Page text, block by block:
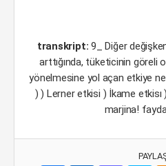
transkript:9_ Diğer
arttığında, tüketicinin göreli
yönelmesine yol açan etkiye
) ) Lerner etkisi ) İkame etkisı
marjina!